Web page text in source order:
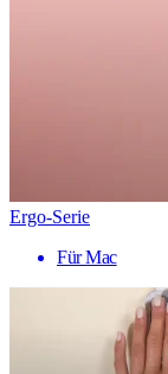
Ergo-Serie
Für Mac